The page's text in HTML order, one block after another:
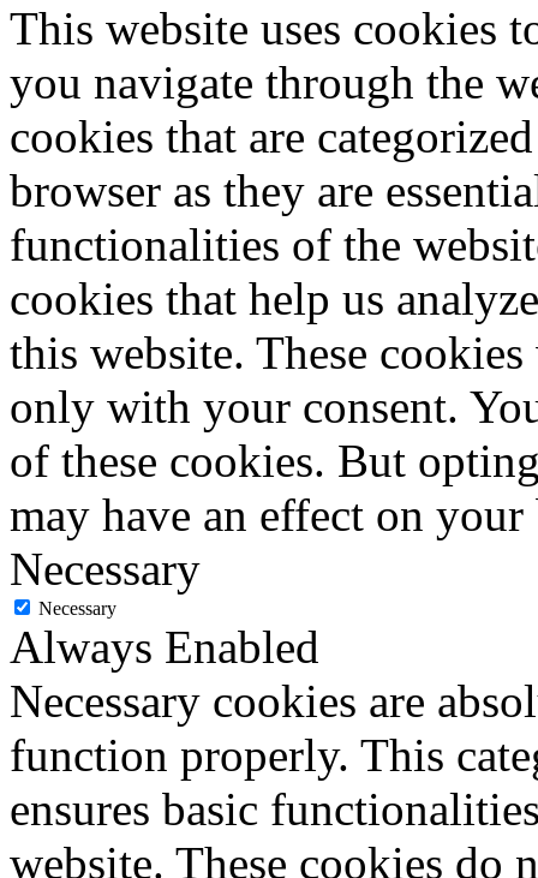
This website uses cookies
you navigate through the
cookies that are
browser as they are
functionalities of the
cookies that help us
this website. These
only with your consent.
of these cookies. But
may have an effect on
Necessary
Necessary
Always Enabled
Necessary cookies are
function properly. This
ensures basic
website. These cookies do